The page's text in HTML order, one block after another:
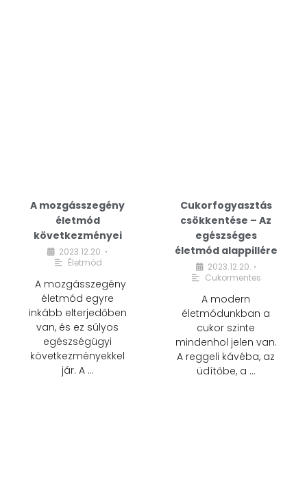
A mozgásszegény
életmód
következményei
2023.12.20. •
Életmód
A mozgásszegény
életmód egyre
inkább elterjedőben
van, és ez súlyos
egészségügyi
következményekkel
jár. A …
Cukorfogyasztás
csökkentése – Az
egészséges
életmód alappillére
2023.12.20. •
Cukormentes
A modern
életmódunkban a
cukor szinte
mindenhol jelen van.
A reggeli kávéba, az
üdítőbe, a …